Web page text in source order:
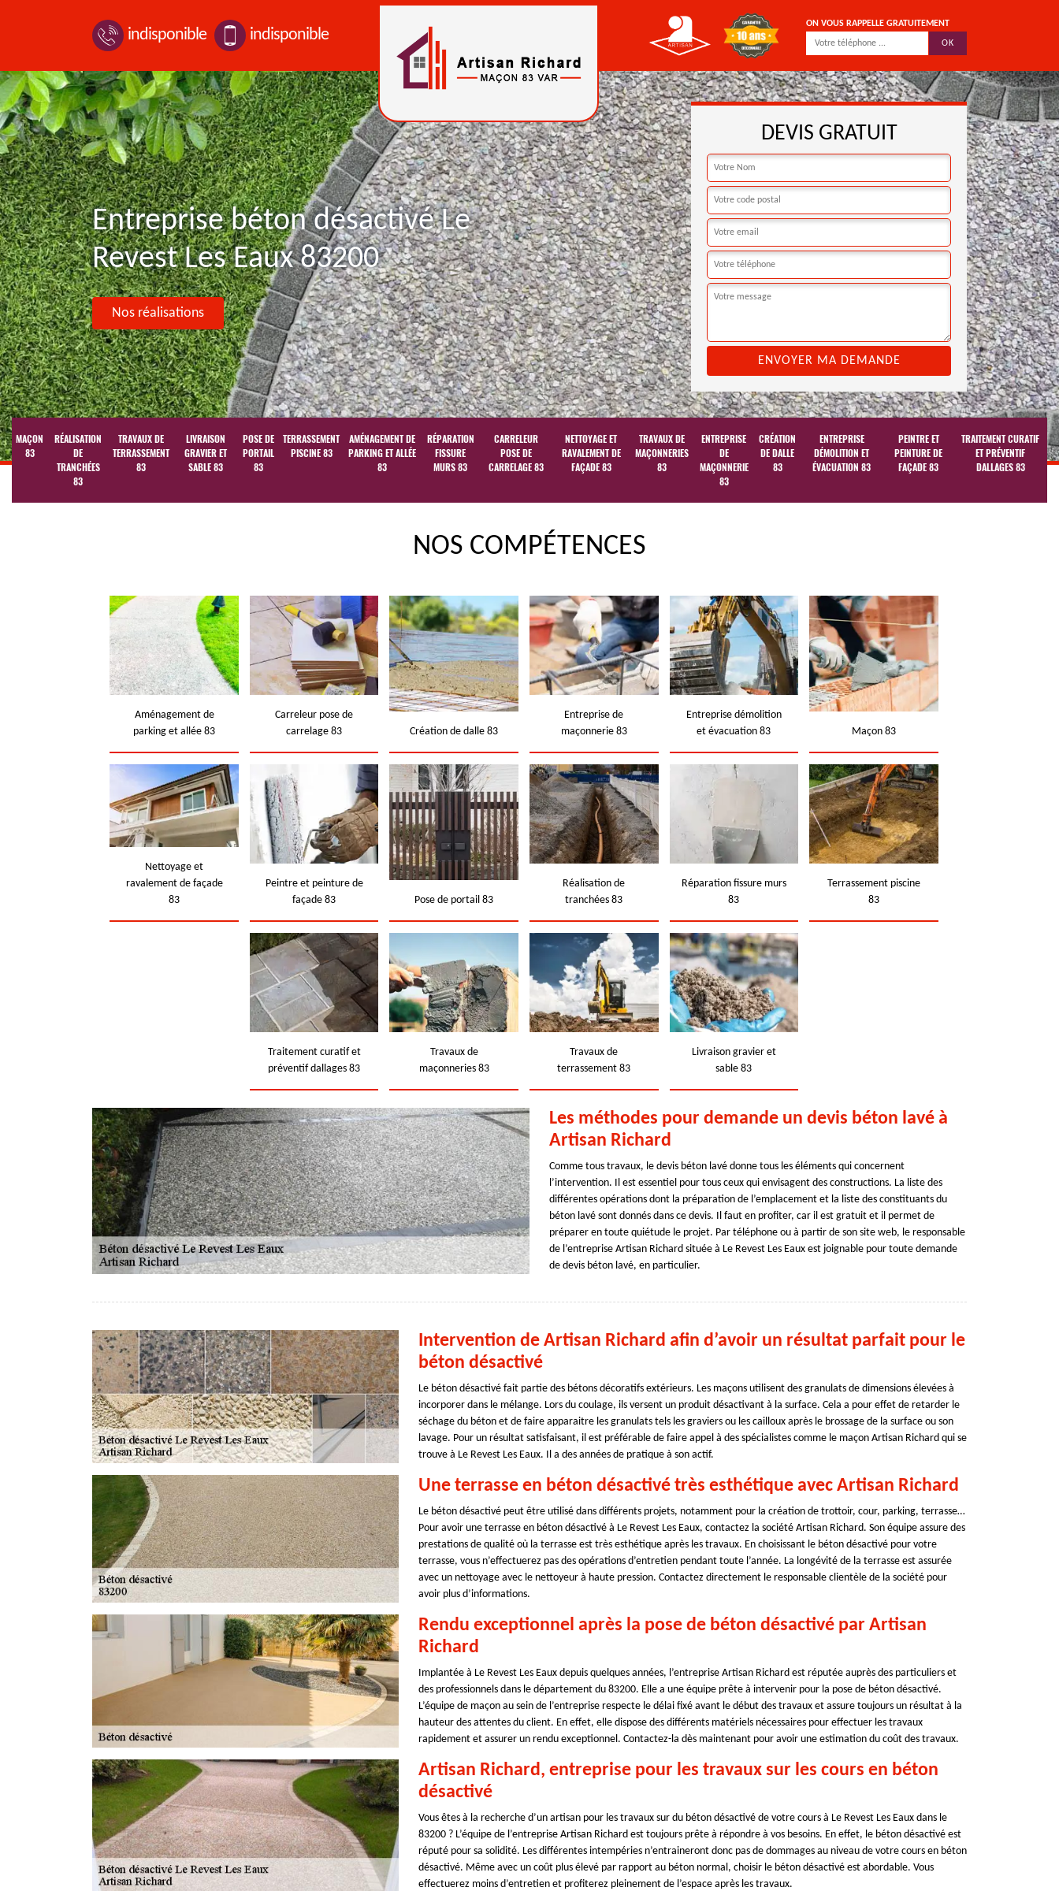
indisponible indisponible
ON VOUS RAPPELLE GRATUITEMENT
Entreprise béton désactivé Le
Revest Les Eaux 83200
Nos réalisations
DEVIS GRATUIT
MAÇON
83
RÉALISATION
DE
TRANCHÉES
83
TRAVAUX DE
TERRASSEMENT
83
LIVRAISON
GRAVIER ET
SABLE 83
POSE DE
PORTAIL
83
TERRASSEMENT
PISCINE 83
AMÉNAGEMENT DE
PARKING ET ALLÉE
83
RÉPARATION
FISSURE
MURS 83
CARRELEUR
POSE DE
CARRELAGE 83
NETTOYAGE ET
RAVALEMENT DE
FAÇADE 83
TRAVAUX DE
MAÇONNERIES
83
ENTREPRISE
DE
MAÇONNERIE
83
CRÉATION
DE DALLE
83
ENTREPRISE
DÉMOLITION ET
ÉVACUATION 83
PEINTRE ET
PEINTURE DE
FAÇADE 83
TRAITEMENT CURATIF
ET PRÉVENTIF
DALLAGES 83
NOS COMPÉTENCES
Aménagement de
parking et allée 83
Carreleur pose de
carrelage 83
Création de dalle 83
Entreprise de
maçonnerie 83
Entreprise démolition
et évacuation 83
Maçon 83
Nettoyage et
ravalement de façade
83
Peintre et peinture de
façade 83
Pose de portail 83
Réalisation de
tranchées 83
Réparation fissure murs
83
Terrassement piscine
83
Traitement curatif et
préventif dallages 83
Travaux de
maçonneries 83
Travaux de
terrassement 83
Livraison gravier et
sable 83
Les méthodes pour demande un devis béton lavé à
Artisan Richard
Comme tous travaux, le devis béton lavé donne tous les éléments qui concernent
l’intervention. Il est essentiel pour tous ceux qui envisagent des constructions. La liste des
différentes opérations dont la préparation de l’emplacement et la liste des constituants du
béton lavé sont donnés dans ce devis. Il faut en profiter, car il est gratuit et il permet de
préparer en toute quiétude le projet. Par téléphone ou à partir de son site web, le responsable
de l’entreprise Artisan Richard située à Le Revest Les Eaux est joignable pour toute demande
de devis béton lavé, en particulier.
Intervention de Artisan Richard afin d’avoir un résultat parfait pour le
béton désactivé
Le béton désactivé fait partie des bétons décoratifs extérieurs. Les maçons utilisent des granulats de dimensions élevées à
incorporer dans le mélange. Lors du coulage, ils versent un produit désactivant à la surface. Cela a pour effet de retarder le
séchage du béton et de faire apparaitre les granulats tels les graviers ou les cailloux après le brossage de la surface ou son
lavage. Pour un résultat satisfaisant, il est préférable de faire appel à des spécialistes comme le maçon Artisan Richard qui se
trouve à Le Revest Les Eaux. Il a des années de pratique à son actif.
Une terrasse en béton désactivé très esthétique avec Artisan Richard
Le béton désactivé peut être utilisé dans différents projets, notamment pour la création de trottoir, cour, parking, terrasse…
Pour avoir une terrasse en béton désactivé à Le Revest Les Eaux, contactez la société Artisan Richard. Son équipe assure des
prestations de qualité où la terrasse est très esthétique après les travaux. En choisissant le béton désactivé pour votre
terrasse, vous n’effectuerez pas des opérations d’entretien pendant toute l’année. La longévité de la terrasse est assurée
avec un nettoyage avec le nettoyeur à haute pression. Contactez directement le responsable clientèle de la société pour
avoir plus d’informations.
Rendu exceptionnel après la pose de béton désactivé par Artisan
Richard
Implantée à Le Revest Les Eaux depuis quelques années, l’entreprise Artisan Richard est réputée auprès des particuliers et
des professionnels dans le département du 83200. Elle a une équipe prête à intervenir pour la pose de béton désactivé.
L’équipe de maçon au sein de l’entreprise respecte le délai fixé avant le début des travaux et assure toujours un résultat à la
hauteur des attentes du client. En effet, elle dispose des différents matériels nécessaires pour effectuer les travaux
rapidement et assurer un rendu exceptionnel. Contactez-la dès maintenant pour avoir une estimation du coût des travaux.
Artisan Richard, entreprise pour les travaux sur les cours en béton
désactivé
Vous êtes à la recherche d’un artisan pour les travaux sur du béton désactivé de votre cours à Le Revest Les Eaux dans le
83200 ? L’équipe de l’entreprise Artisan Richard est toujours prête à répondre à vos besoins. En effet, le béton désactivé est
réputé pour sa solidité. Les différentes intempéries n’entraineront donc pas de dommages au niveau de votre cours en béton
désactivé. Même avec un coût plus élevé par rapport au béton normal, choisir le béton désactivé est abordable. Vous
effectuerez moins d’entretien et profiterez pleinement de l’espace après les travaux.